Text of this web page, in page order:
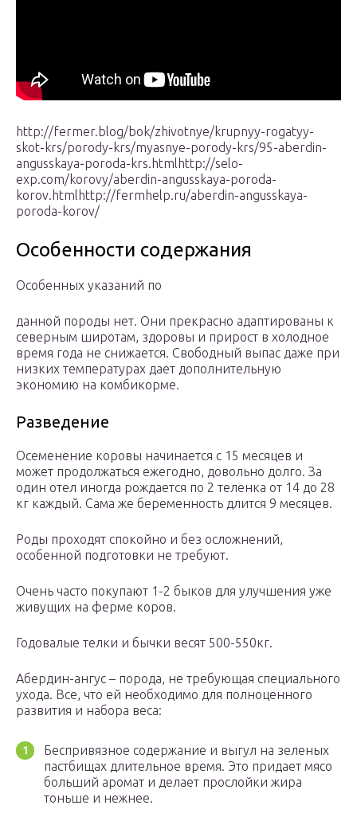
http://fermer.blog/bok/zhivotnye/krupnyy-rogatyy-
skot-krs/porody-krs/myasnye-porody-krs/95-aberdin-
angusskaya-poroda-krs.htmlhttp://selo-
exp.com/korovy/aberdin-angusskaya-poroda-
korov.htmlhttp://fermhelp.ru/aberdin-angusskaya-
poroda-korov/
Особенности содержания
Особенных указаний по
данной породы нет. Они прекрасно адаптированы к
северным широтам, здоровы и прирост в холодное
время года не снижается. Свободный выпас даже при
низких температурах дает дополнительную
экономию на комбикорме.
Разведение
Осеменение коровы начинается с 15 месяцев и
может продолжаться ежегодно, довольно долго. За
один отел иногда рождается по 2 теленка от 14 до 28
кг каждый. Сама же беременность длится 9 месяцев.
Роды проходят спокойно и без осложнений,
особенной подготовки не требуют.
Очень часто покупают 1-2 быков для улучшения уже
живущих на ферме коров.
Годовалые телки и бычки весят 500-550кг.
Абердин-ангус – порода, не требующая специального
ухода. Все, что ей необходимо для полноценного
развития и набора веса:
Беспривязное содержание и выгул на зеленых
пастбищах длительное время. Это придает мясо
больший аромат и делает прослойки жира
тоньше и нежнее.